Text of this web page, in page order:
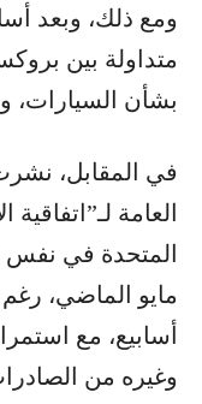
ومع ذلك، وبعد
متداولة بين
بشأن السيارات،
في المقابل،
العامة
المتحدة في نفس
مايو الماضي،
أسابيع، مع
وغيره من